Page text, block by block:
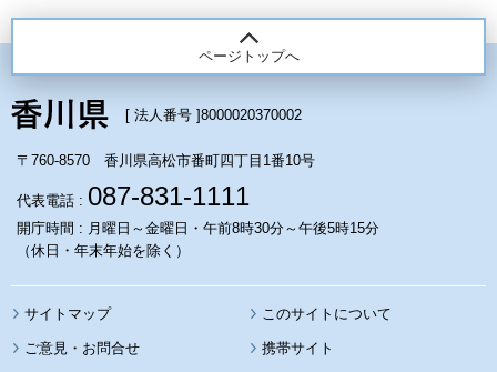
ページトップへ
[ 法人番号 ]8000020370002
〒760-8570 香川県高松市番町四丁目1番10号
代表電話 : 087-831-1111
開庁時間 : 月曜日～金曜日・午前8時30分～午後5時15分
（休日・年末年始を除く）
サイトマップ このサイトについて
携帯サイト